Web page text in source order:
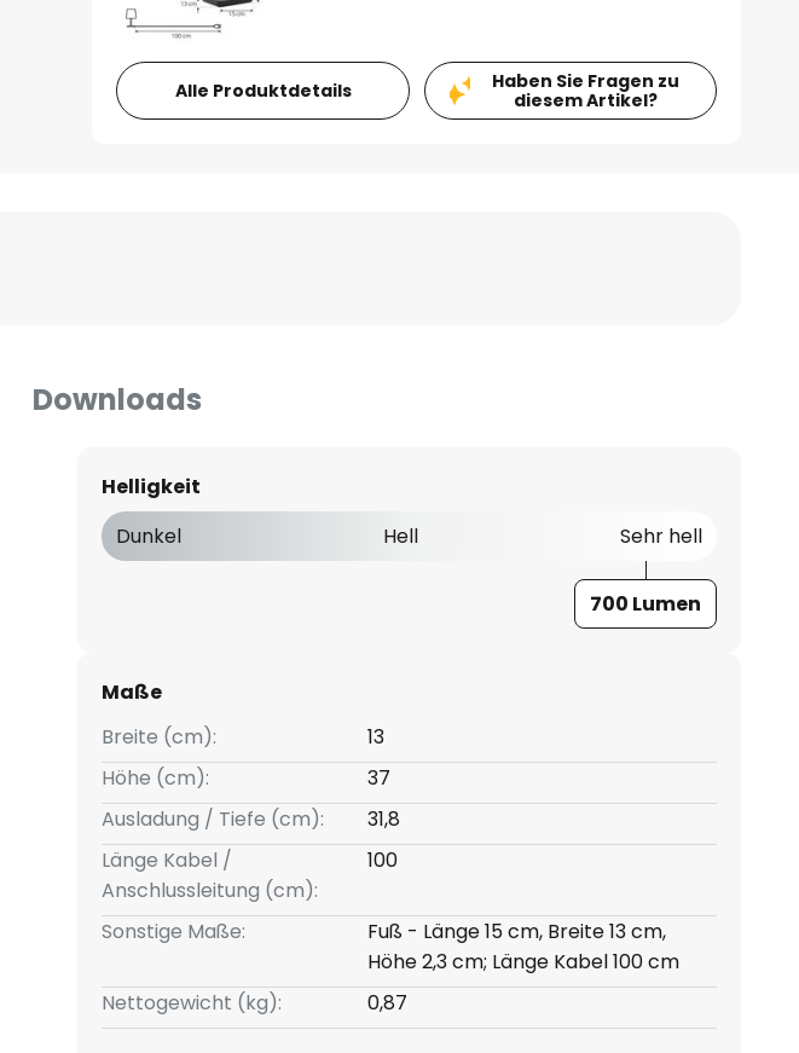
Alle Produktdetails
Haben Sie Fragen zu
diesem Artikel?
Downloads
Helligkeit
Dunkel
Hell Sehr hell
700 Lumen
Maße
Breite (cm):
13
Höhe (cm):
37
Ausladung / Tiefe (cm):
31,8
Länge Kabel /
Anschlussleitung (cm):
100
Sonstige Maße:
Fuß - Länge 15 cm, Breite 13 cm,
Höhe 2,3 cm; Länge Kabel 100 cm
Nettogewicht (kg):
0,87